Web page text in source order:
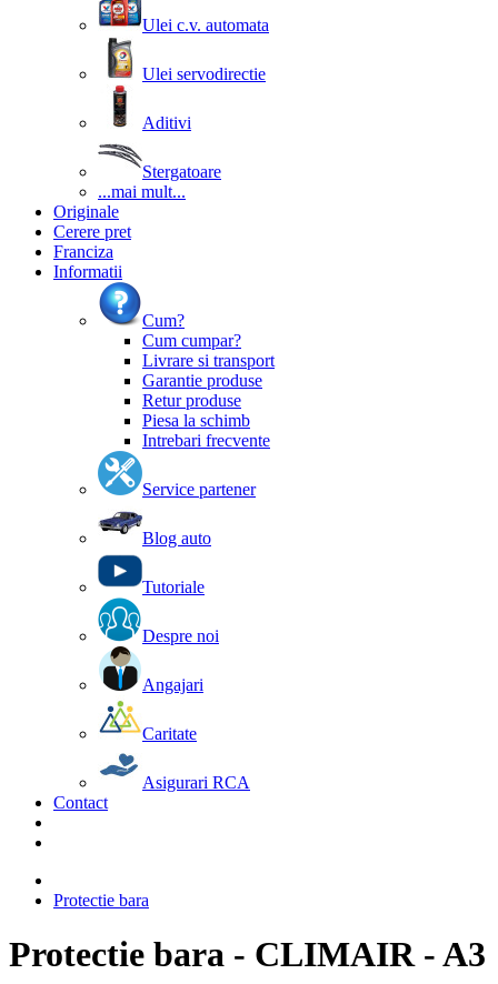
Ulei c.v. automata
Ulei servodirectie
Aditivi
Stergatoare
...mai mult...
Originale
Cerere pret
Franciza
Informatii
Cum?
Cum cumpar?
Livrare si transport
Garantie produse
Retur produse
Piesa la schimb
Intrebari frecvente
Service partener
Blog auto
Tutoriale
Despre noi
Angajari
Caritate
Asigurari RCA
Contact
Protectie bara
Protectie bara - CLIMAIR - A3